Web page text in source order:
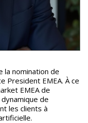
President EMEA. À ce
EMEA de
de
les clients à